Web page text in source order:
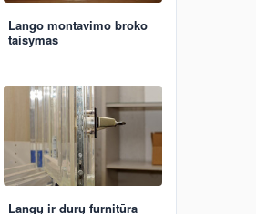
Lango montavimo broko
taisymas
Langų ir durų furnitūra